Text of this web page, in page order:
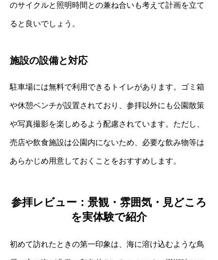
のサイクルと照明時間との兼ね合いも考えて計画を立て
ると良いでしょう。
施設の設備と対応
駐車場には無料で利用できるトイレがあります。ゴミ箱
や休憩ベンチが設置されており、参拝以外にも公園散策
や写真撮影を楽しめるよう配慮されています。ただし、
売店や飲食施設は公園内にないため、必要な飲み物等は
あらかじめ用意しておくことをおすすめします。
参拝レビュー：景観・雰囲気・見どころ
を実体験で紹介
初めて訪れたときの第一印象は、海に溶け込むような鳥